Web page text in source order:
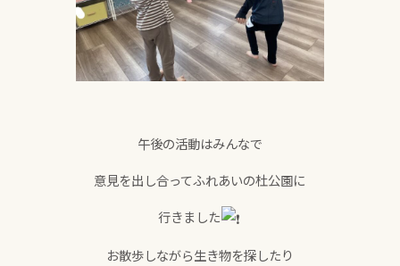
午後の活動はみんなで
意見を出し合ってふれあいの杜公園に
行きました
お散歩しながら生き物を探したり